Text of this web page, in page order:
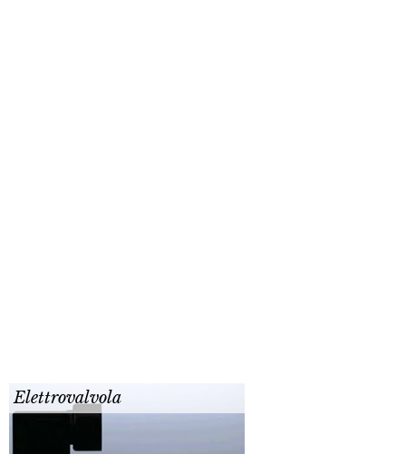
Elettrovalvola